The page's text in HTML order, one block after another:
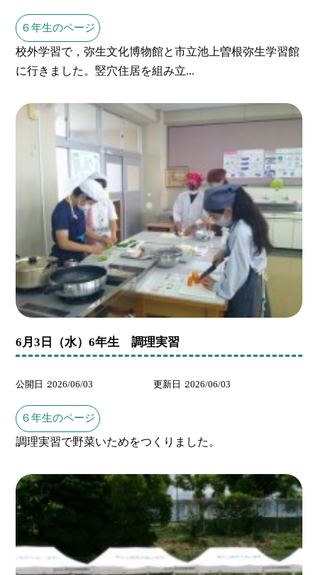
６年生のページ
校外学習で，弥生文化博物館と市立池上曽根弥生学習館
に行きました。竪穴住居を組み立...
6月3日（水）6年生 調理実習
公開日 2026/06/03 更新日 2026/06/03
６年生のページ
調理実習で野菜いためをつくりました。